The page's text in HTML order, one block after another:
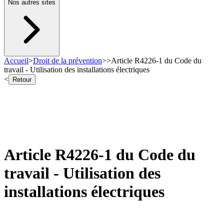
Nos autres sites
Accueil>Droit de la prévention>>Article R4226-1 du Code du
travail - Utilisation des installations électriques
<
Retour
Article R4226-1 du Code du
travail - Utilisation des
installations électriques